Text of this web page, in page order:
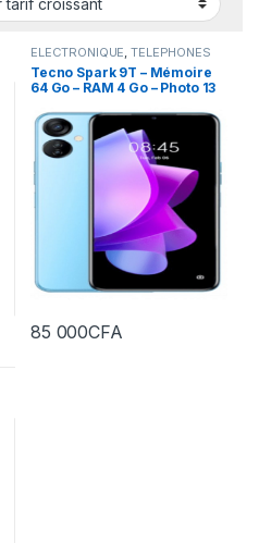
ELECTRONIQUE,TELEPHONES
Tecno Spark 9T – Mémoire
64 Go – RAM 4 Go – Photo 13
85 000CFA